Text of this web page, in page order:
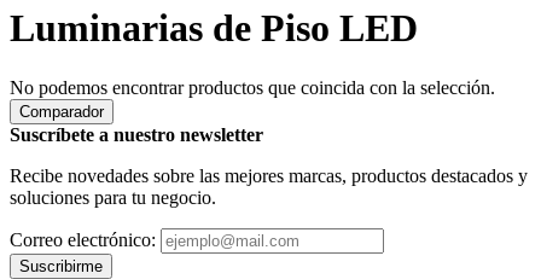
Luminarias de Piso LED
No podemos encontrar productos que coincida con la selección.
Comparador
Suscríbete a nuestro newsletter
Recibe novedades sobre las mejores marcas, productos destacados y
soluciones para tu negocio.
Correo electrónico:
Suscribirme